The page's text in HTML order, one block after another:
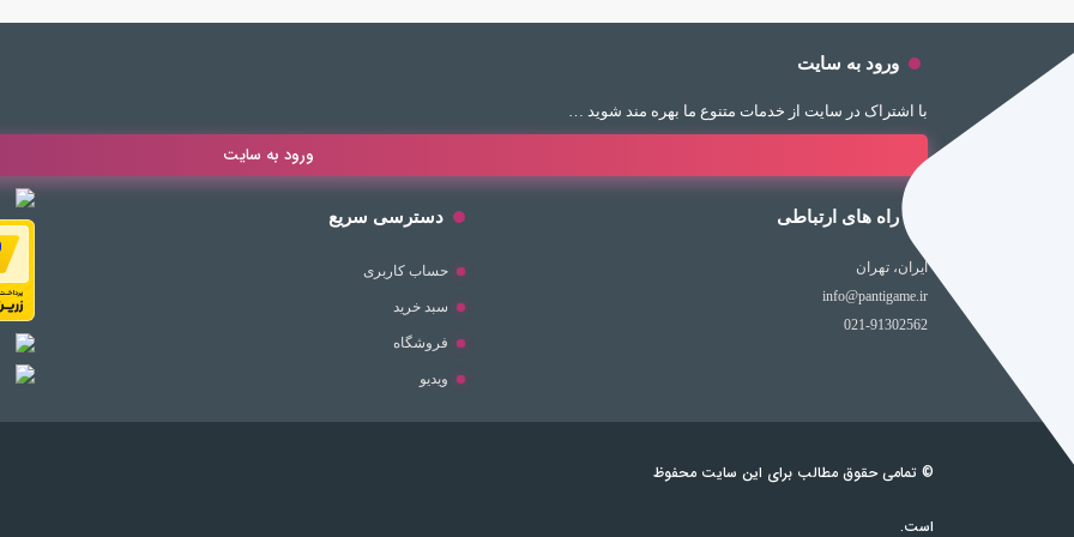
ورود به سایت
با اشتراک در سایت از خدمات متنوع ما بهره مند شوید …
ورود به سایت
راه های ارتباطی
ایران، تهران
info@pantigame.ir
021-91302562
دسترسی سریع
حساب کاربری
سبد خرید
فروشگاه
ویدیو
© تمامی حقوق مطالب برای این سایت محفوظ
است.